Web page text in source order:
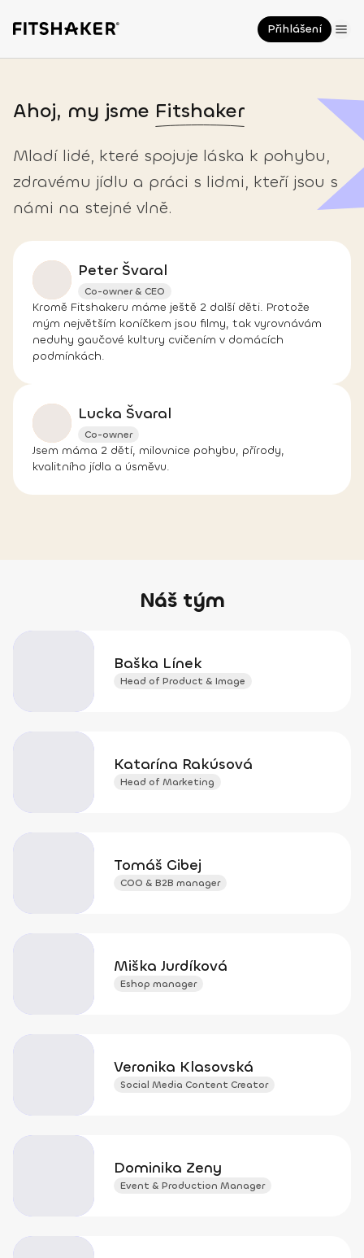
Přihlášení
Ahoj, my jsme Fitshaker
Mladí lidé, které spojuje láska k pohybu,
zdravému jídlu a práci s lidmi, kteří jsou s
námi na stejné vlně.
Peter Švaral
Co-owner & CEO
Kromě Fitshakeru máme ještě 2 další děti. Protože
mým největším koníčkem jsou filmy, tak vyrovnávám
neduhy gaučové kultury cvičením v domácích
podmínkách.
Lucka Švaral
Co-owner
Jsem máma 2 dětí, milovnice pohybu, přírody,
kvalitního jídla a úsměvu.
Náš tým
Baška Línek
Head of Product & Image
Katarína Rakúsová
Head of Marketing
Tomáš Gibej
COO & B2B manager
Miška Jurdíková
Eshop manager
Veronika Klasovská
Social Media Content Creator
Dominika Zeny
Event & Production Manager